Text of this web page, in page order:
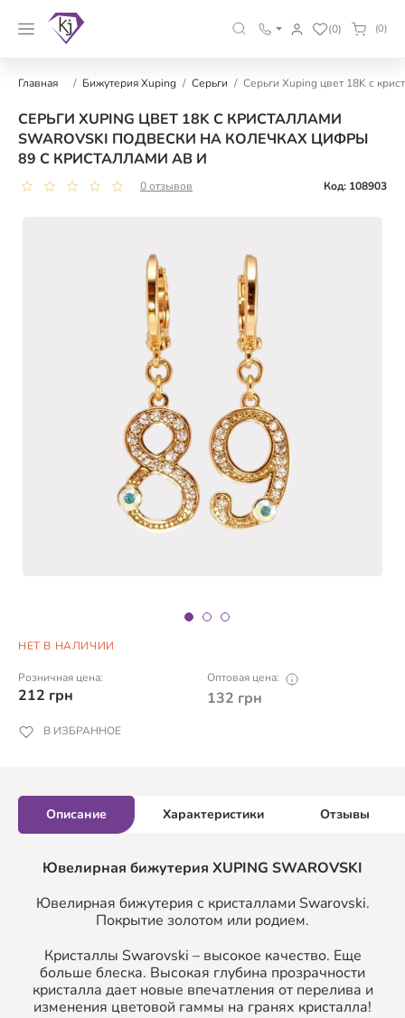
(0) (0)
Главная Бижутерия Xuping Серьги Серьги Xuping цвет 18K с
СЕРЬГИ XUPING ЦВЕТ 18K С КРИСТАЛЛАМИ
SWAROVSKI ПОДВЕСКИ НА КОЛЕЧКАХ ЦИФРЫ
89 С КРИСТАЛЛАМИ АВ И
0 отзывов Код: 108903
НЕТ В НАЛИЧИИ
Розничная цена:
212 грн
Оптовая цена:
132 грн
В ИЗБРАННОЕ
Описание Характеристики Отзывы
Ювелирная бижутерия XUPING SWAROVSKI
Ювелирная бижутерия с кристаллами Swarovski.
Покрытие золотом или родием.
Кристаллы Swarovski – высокое качество. Еще
больше блеска. Высокая глубина прозрачности
кристалла дает новые впечатления от перелива и
изменения цветовой гаммы на гранях кристалла!